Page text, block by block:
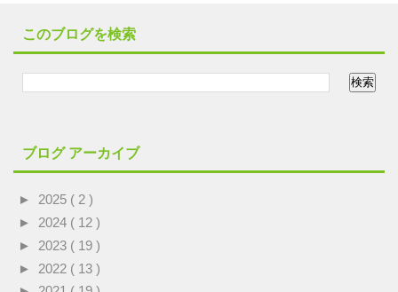
このブログを検索
ブログ アーカイブ
► 2025 ( 2 )
► 2024 ( 12 )
► 2023 ( 19 )
► 2022 ( 13 )